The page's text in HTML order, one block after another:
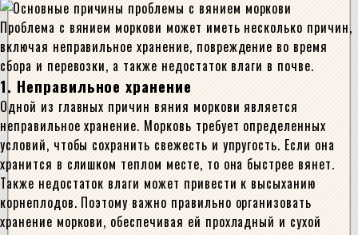
Проблема с вянием моркови может иметь несколько причин,
включая неправильное хранение, повреждение во время
сбора и перевозки, а также недостаток влаги в почве.
1. Неправильное хранение
Одной из главных причин вяния моркови является
неправильное хранение. Морковь требует определенных
условий, чтобы сохранить свежесть и упругость. Если она
хранится в слишком теплом месте, то она быстрее вянет.
Также недостаток влаги может привести к высыханию
корнеплодов. Поэтому важно правильно организовать
хранение моркови, обеспечивая ей прохладный и сухой